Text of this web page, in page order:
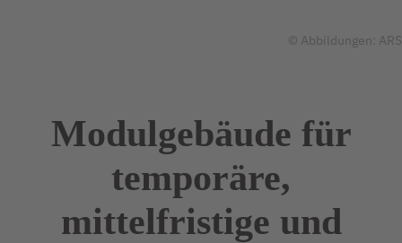
© Abbildungen: ARS
Modulgebäude für
temporäre,
mittelfristige und